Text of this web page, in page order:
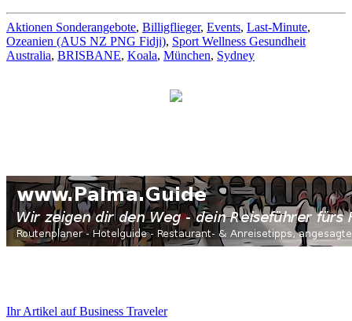
Aktionen Sonderangebote, Billigflieger, Events, Last-Minute,
Ozeanien (AUS NZ PNG Fidji), Sport Wellness Gesundheit
Australia, BRISBANE, Koala, München, Sydney
Ihr Artikel auf Business Traveler